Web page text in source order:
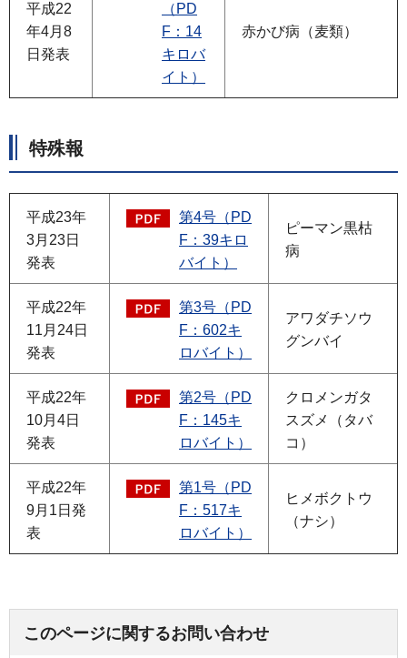
平成22
年4月8
日発表
（PD
F：14
キロバ
イト）
赤かび病（麦類）
特殊報
平成23年
3月23日
発表
第4号（PD
F：39キロ
バイト）
ピーマン黒枯
病
平成22年
11月24日
発表
第3号（PD
F：602キ
ロバイト）
アワダチソウ
グンバイ
平成22年
10月4日
発表
第2号（PD
F：145キ
ロバイト）
クロメンガタ
スズメ（タバ
コ）
平成22年
9月1日発
表
第1号（PD
F：517キ
ロバイト）
ヒメボクトウ
（ナシ）
このページに関するお問い合わせ